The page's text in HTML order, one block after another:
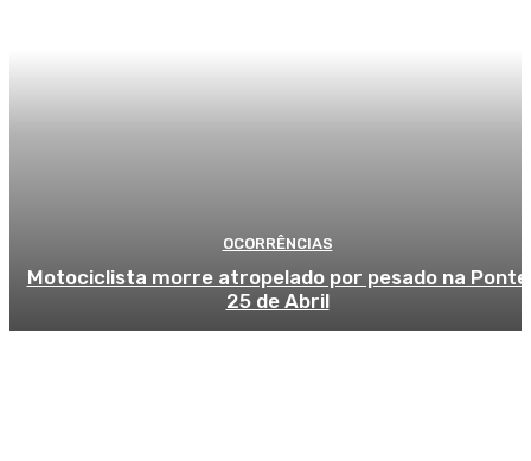
OCORRÊNCIAS
Motociclista morre atropelado por pesado na Ponte
25 de Abril